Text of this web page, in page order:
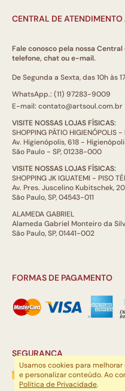
CENTRAL DE
Fale conosco pela nossa
telefone, chat ou e-mail.
De Segunda a Sexta, das 10h às
WhatsApp.: (11) 97283-9009
E-mail: contato@artsoul.com.br
VISITE NOSSAS LOJAS FÍSICAS:
SHOPPING PÁTIO HIGIENÓPOLIS
Av. Higienópolis, 618 -
São Paulo - SP, 01238-000
VISITE NOSSAS LOJAS FÍSICAS:
SHOPPING JK IGUATEMI - PISO
Av. Pres. Juscelino Kubitschek,
São Paulo, SP, 04543-011
ALAMEDA GABRIEL
Alameda Gabriel Monteiro da
São Paulo, SP, 01441-002
FORMAS DE PAGAMENTO
SEGURANÇA
Usamos cookies para
e personalizar conteúdo. Ao
Política de Privacidade.